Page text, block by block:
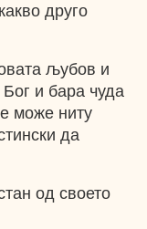
друго
љубов и
и бара чуда
може ниту
да
од своето